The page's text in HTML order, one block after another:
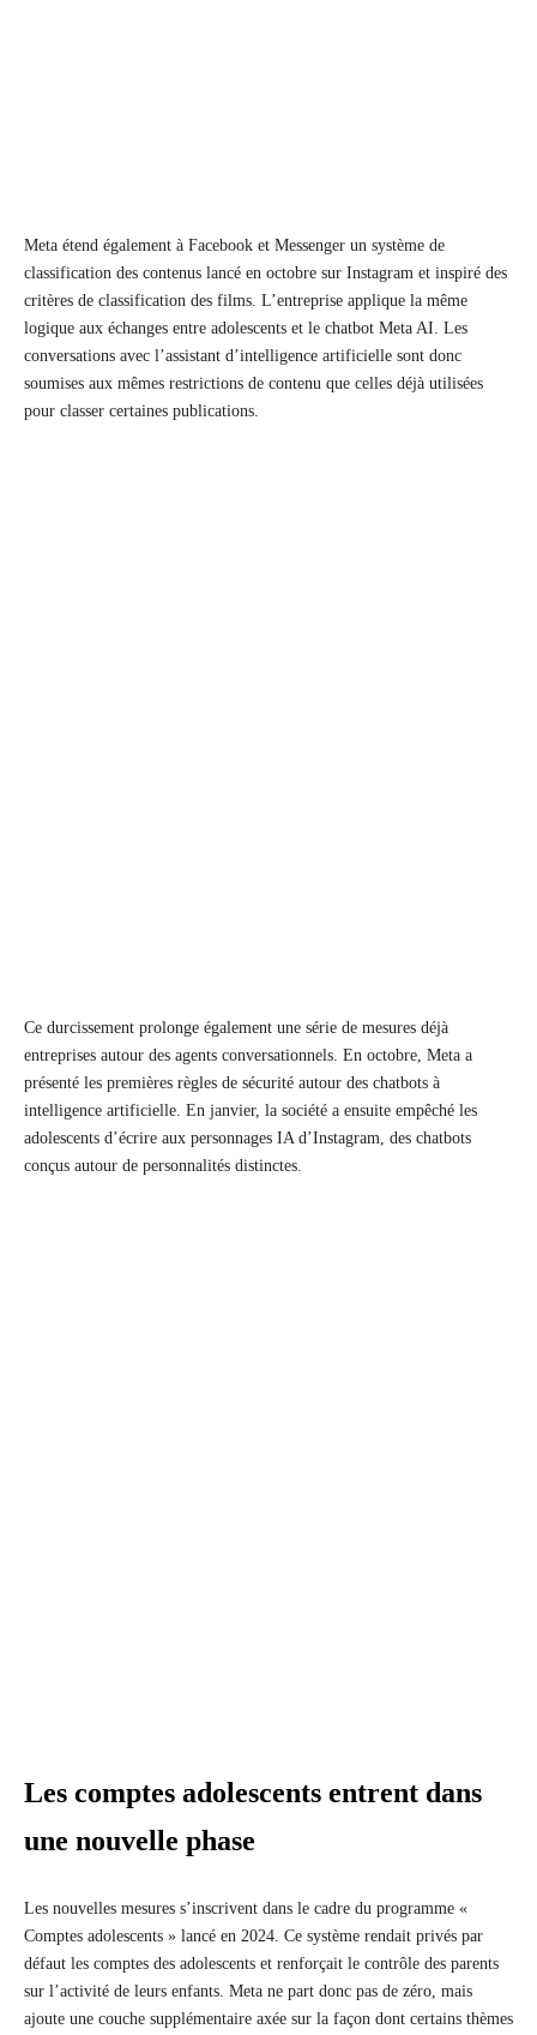
Meta étend également à Facebook et Messenger un système de
classification des contenus lancé en octobre sur Instagram et inspiré des
critères de classification des films. L’entreprise applique la même
logique aux échanges entre adolescents et le chatbot Meta AI. Les
conversations avec l’assistant d’intelligence artificielle sont donc
soumises aux mêmes restrictions de contenu que celles déjà utilisées
pour classer certaines publications.
Ce durcissement prolonge également une série de mesures déjà
entreprises autour des agents conversationnels. En octobre, Meta a
présenté les premières règles de sécurité autour des chatbots à
intelligence artificielle. En janvier, la société a ensuite empêché les
adolescents d’écrire aux personnages IA d’Instagram, des chatbots
conçus autour de personnalités distinctes.
Les comptes adolescents entrent dans
une nouvelle phase
Les nouvelles mesures s’inscrivent dans le cadre du programme «
Comptes adolescents » lancé en 2024. Ce système rendait privés par
défaut les comptes des adolescents et renforçait le contrôle des parents
sur l’activité de leurs enfants. Meta ne part donc pas de zéro, mais
ajoute une couche supplémentaire axée sur la façon dont certains thèmes